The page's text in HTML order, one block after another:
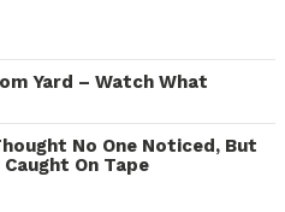
Yard – Watch What
No One Noticed, But
On Tape